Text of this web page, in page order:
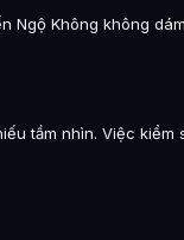
Ngộ Không không
tầm nhìn. Việc